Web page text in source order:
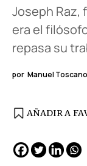
Joseph Raz,
era el
repasa su
por Manuel Toscano
AÑADIR A